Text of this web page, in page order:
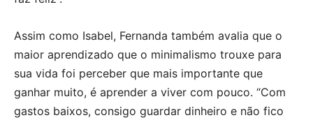
Assim como Isabel, Fernanda também avalia que o
maior aprendizado que o minimalismo trouxe para
sua vida foi perceber que mais importante que
ganhar muito, é aprender a viver com pouco. “Com
gastos baixos, consigo guardar dinheiro e não fico